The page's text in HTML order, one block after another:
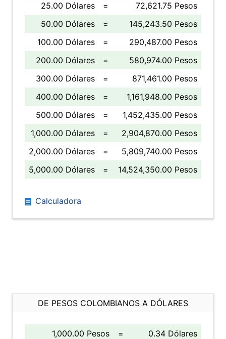
25.00 Dólares
=
72,621.75 Pesos
50.00 Dólares
=
145,243.50 Pesos
100.00 Dólares
=
290,487.00 Pesos
200.00 Dólares
=
580,974.00 Pesos
300.00 Dólares
=
871,461.00 Pesos
400.00 Dólares
=
1,161,948.00 Pesos
500.00 Dólares
=
1,452,435.00 Pesos
1,000.00 Dólares
=
2,904,870.00 Pesos
2,000.00 Dólares
=
5,809,740.00 Pesos
5,000.00 Dólares
= 14,524,350.00 Pesos
Calculadora
DE PESOS COLOMBIANOS A DÓLARES
1,000.00 Pesos =
0.34 Dólares